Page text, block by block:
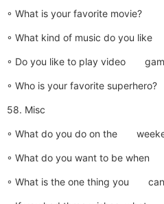
◦ What is your favorite movie?
◦ What kind of music do you
◦ Do you like to play video
◦ Who is your favorite superhero?
58. Misc
◦ What do you do on the
◦ What do you want to be
◦ What is the one thing you